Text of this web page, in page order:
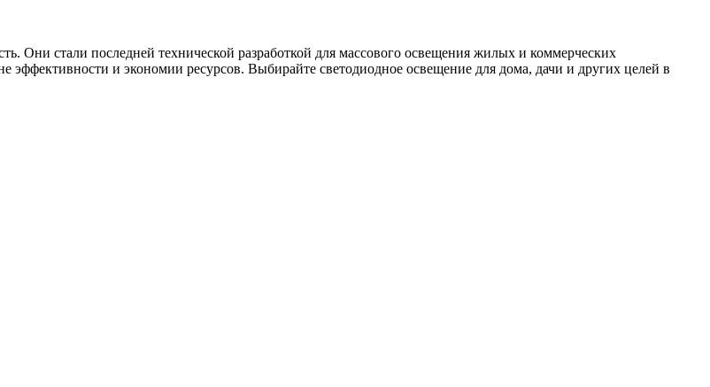
Они стали последней технической разработкой для массового освещения жилых и коммерческих
и экономии ресурсов. Выбирайте светодиодное освещение для дома, дачи и других целей в